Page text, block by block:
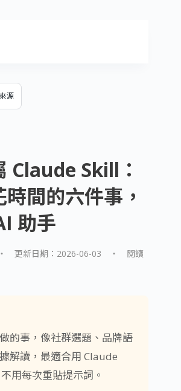
源
Claude Skill：
間的六件事，
助手
更新日期：2026-06-03 ・ 閱讀
的事，像社群選題、品牌語
解讀，最適合用 Claude
用每次重貼提示詞。